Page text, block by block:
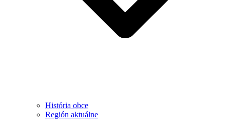
História obce
Región aktuálne